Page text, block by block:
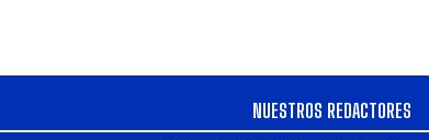
NUESTROS REDACTORES